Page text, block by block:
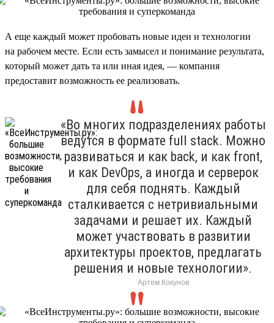
А еще каждый может пробовать новые идеи и технологии
на рабочем месте. Если есть замысел и понимание результата,
который может дать та или иная идея, — компания
предоставит возможность ее реализовать.
«Во многих подразделениях работы
ведутся в формате full stack. Можно
развиваться и как back, и как front,
и как DevOps, а иногда и серверок
для себя поднять. Каждый
сталкивается с нетривиальными
задачами и решает их. Каждый
может участвовать в развитии
архитектуры проектов, предлагать
решения и новые технологии».
Артем Кокунов